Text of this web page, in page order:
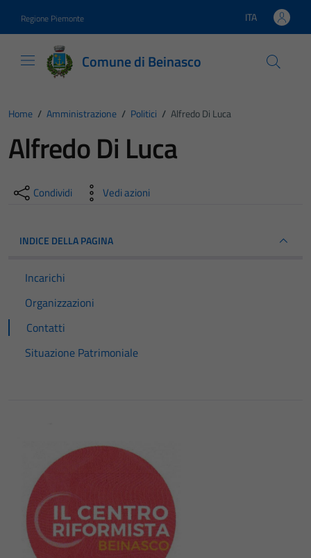
Regione Piemonte Lingua attiva:
ITA
Comune di Beinasco
Home / Amministrazione / Politici / Alfredo Di Luca
Alfredo Di Luca
Condividi Vedi azioni
INDICE DELLA PAGINA
Incarichi
Organizzazioni
Contatti
Situazione Patrimoniale